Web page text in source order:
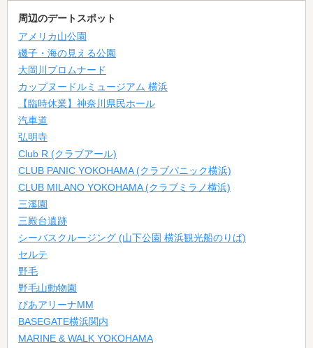
周辺のデートスポット
アメリカ山公園
磯子・海の見える公園
大岡川プロムナード
カップヌードルミュージアム 横浜
【臨時休業】神奈川県民ホール
汽車道
弘明寺
Club R (クラブアール)
CLUB PANIC YOKOHAMA (クラブパニック横浜)
CLUB MILANO YOKOHAMA (クラブミラノ横浜)
三溪園
三殿台遺跡
シーバスクルージング (山下公園 横浜観光船のりば)
セルテ
野毛
野毛山動物園
ぴあアリーナMM
BASEGATE横浜関内
MARINE & WALK YOKOHAMA